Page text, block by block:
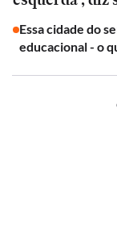
Essa cidade do
educacional - o